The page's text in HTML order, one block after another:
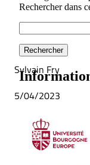
Sylvain Fry
5/04/2023